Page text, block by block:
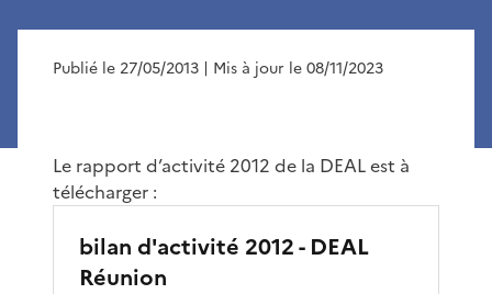
Publié le 27/05/2013 | Mis à jour le 08/11/2023
Le rapport d’activité 2012 de la DEAL est à
télécharger :
bilan d'activité 2012 - DEAL
Réunion